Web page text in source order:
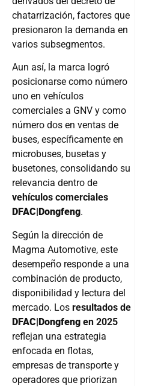
chatarrización, factores que
presionaron la demanda en
varios subsegmentos.
Aun así, la marca logró
posicionarse como número
uno en vehículos
comerciales a GNV y como
número dos en ventas de
buses, específicamente en
microbuses, busetas y
busetones, consolidando su
relevancia dentro de
vehículos comerciales
DFAC|Dongfeng.
Según la dirección de
Magma Automotive, este
desempeño responde a una
combinación de producto,
disponibilidad y lectura del
mercado. Los resultados de
DFAC|Dongfeng en 2025
reflejan una estrategia
enfocada en flotas,
empresas de transporte y
operadores que priorizan